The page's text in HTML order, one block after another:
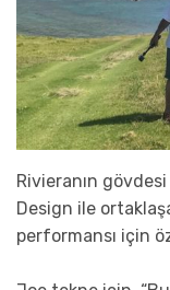
Rivieranın
Design ile
performansı için